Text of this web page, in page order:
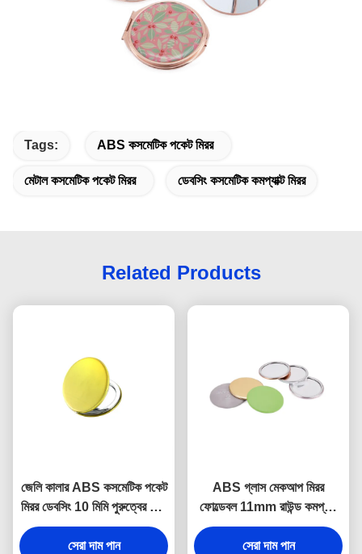
Tags: ABS কসমেটিক পকেট মিরর
মেটাল কসমেটিক পকেট মিরর ডেবসিং কসমেটিক কমপ্যাক্ট মিরর
Related Products
জেলি কালার ABS কসমেটিক পকেট
মিরর ডেবসিং 10 মিমি পুরুত্বের ছোট
হাতের আয়না
সেরা দাম পান
ABS গ্লাস মেকআপ মিরর
ফোল্ডেবল 11mm রাউন্ড কমপ্যাক্ট
মিরর লোগো PU লেদার
সেরা দাম পান